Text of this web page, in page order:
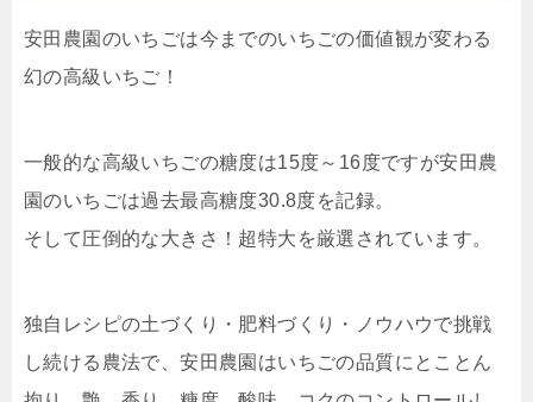
安田農園のいちごは今までのいちごの価値観が変わる
幻の高級いちご！
一般的な高級いちごの糖度は15度～16度ですが安田農
園のいちごは過去最高糖度30.8度を記録。
そして圧倒的な大きさ！超特大を厳選されています。
独自レシピの土づくり・肥料づくり・ノウハウで挑戦
し続ける農法で、安田農園はいちごの品質にとことん